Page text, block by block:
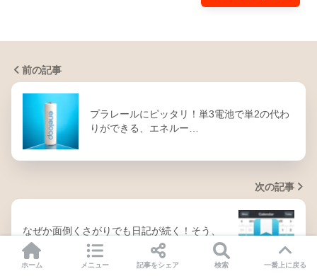
前の記事
プラレールにピッタリ！単3電池で単2の代わ
りができる、エネルー…
次の記事
なぜか面倒くさがりでも日記が続く！そう、
Day Oneならね！
ホーム メニュー 記事をシェア 検索 一番上に戻る